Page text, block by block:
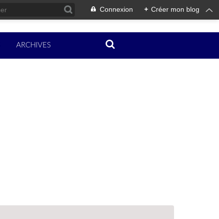
Connexion + Créer mon blog
ARCHIVES